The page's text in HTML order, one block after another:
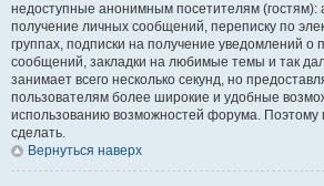
недоступные анонимным посетителям (гостям):
получение личных сообщений, переписку по
группах, подписки на получение уведомлений о
сообщений, закладки на любимые темы и так
занимает всего несколько секунд, но
пользователям более широкие и удобные
использованию возможностей форума. Поэтому
сделать.
Вернуться наверх